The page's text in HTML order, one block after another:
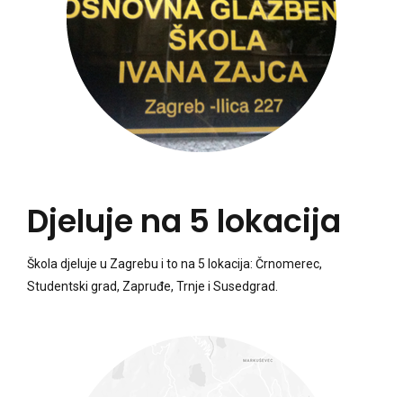
Djeluje na 5 lokacija
Škola djeluje u Zagrebu i to na 5 lokacija: Črnomerec,
Studentski grad, Zapruđe, Trnje i Susedgrad.